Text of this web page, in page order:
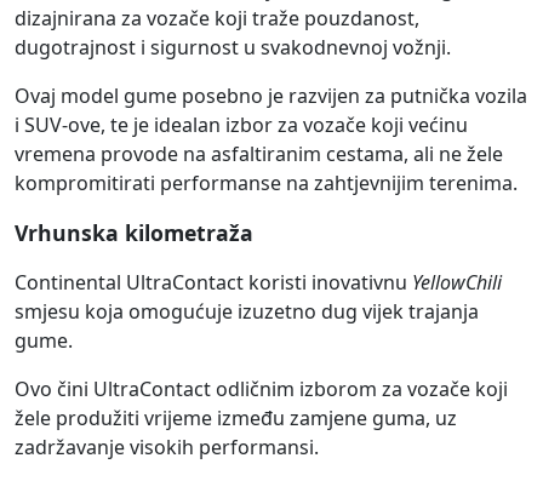
dizajnirana za vozače koji traže pouzdanost,
dugotrajnost i sigurnost u svakodnevnoj vožnji.
Ovaj model gume posebno je razvijen za putnička vozila
i SUV-ove, te je idealan izbor za vozače koji većinu
vremena provode na asfaltiranim cestama, ali ne žele
kompromitirati performanse na zahtjevnijim terenima.
Vrhunska kilometraža
Continental UltraContact koristi inovativnu YellowChili
smjesu koja omogućuje izuzetno dug vijek trajanja
gume.
Ovo čini UltraContact odličnim izborom za vozače koji
žele produžiti vrijeme između zamjene guma, uz
zadržavanje visokih performansi.